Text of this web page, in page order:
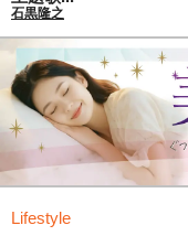
石黒隆之
Lifestyle